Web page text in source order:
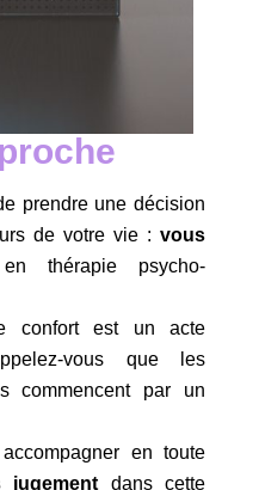
prendre une décision
de votre vie :vous
thérapie psycho-
confort est un acte
vous que les
commencent par un
en toute
jugement dans cette